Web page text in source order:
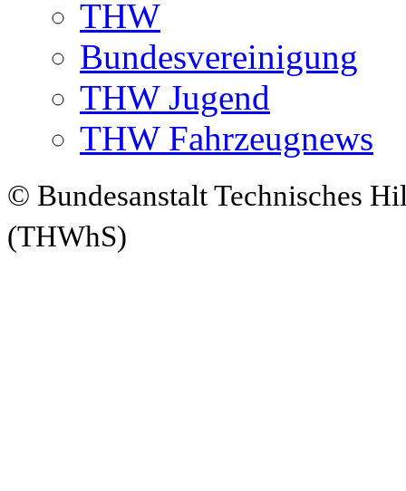
THW
Bundesvereinigung
THW Jugend
THW Fahrzeugnews
© Bundesanstalt Technisches
(THWhS)